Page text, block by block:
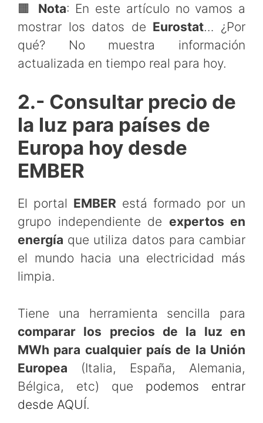
🟧 Nota: En este artículo no vamos a
mostrar los datos de Eurostat… ¿Por
qué? No muestra información
actualizada en tiempo real para hoy.
2.- Consultar precio de
la luz para países de
Europa hoy desde
EMBER
El portal EMBER está formado por un
grupo independiente de expertos en
energía que utiliza datos para cambiar
el mundo hacia una electricidad más
limpia.
Tiene una herramienta sencilla para
comparar los precios de la luz en
MWh para cualquier país de la Unión
Europea (Italia, España, Alemania,
Bélgica, etc) que podemos entrar
desde AQUÍ.